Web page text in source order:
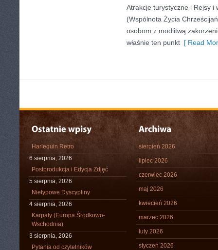
Atrakcje turystyczne i Rejsy i
(Wspólnota Życia
osobom z modlitwą
właśnie ten punkt [ Read
Harlequin Retro
6 sierpnia, 2026
Postprodukcja i Edycja Zdjęć
5 sierpnia, 2026
Nietypowe Dyscypliny
4 sierpnia, 2026
Karpaty (Europa Środkowo-
Wschodnia)
3 sierpnia, 2026
Pytania od czytelników
sierpień 2026
lipiec 2026
czerwiec 2026
maj 2026
kwiecień 2026
marzec 2026
luty 2026
styczeń 2026